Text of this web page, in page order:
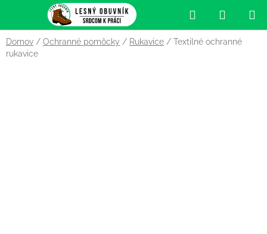
obsah
Hľadať
KOŠÍK
Domov / Ochranné pomôcky / Rukavice / Textilné ochranné
rukavice